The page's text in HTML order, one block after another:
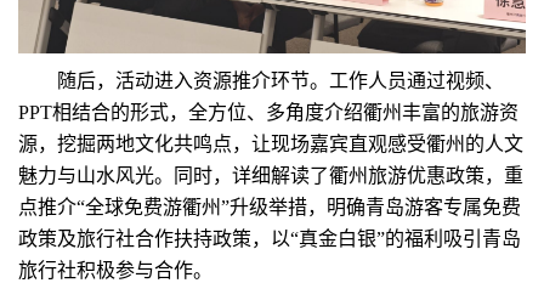
随后，活动进入资源推介环节。工作人员通过视频、
PPT相结合的形式，全方位、多角度介绍衢州丰富的旅游资
源，挖掘两地文化共鸣点，让现场嘉宾直观感受衢州的人文
魅力与山水风光。同时，详细解读了衢州旅游优惠政策，重
点推介“全球免费游衢州”升级举措，明确青岛游客专属免费
政策及旅行社合作扶持政策，以“真金白银”的福利吸引青岛
旅行社积极参与合作。